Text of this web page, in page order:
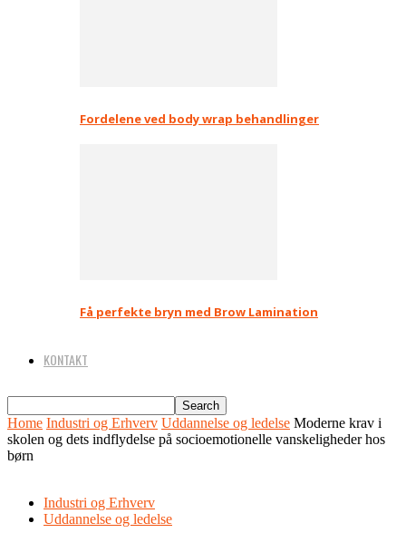
Fordelene ved body wrap behandlinger
Få perfekte bryn med Brow Lamination
KONTAKT
Home Industri og Erhverv Uddannelse og ledelse Moderne krav i
skolen og dets indflydelse på socioemotionelle vanskeligheder hos
børn
Industri og Erhverv
Uddannelse og ledelse